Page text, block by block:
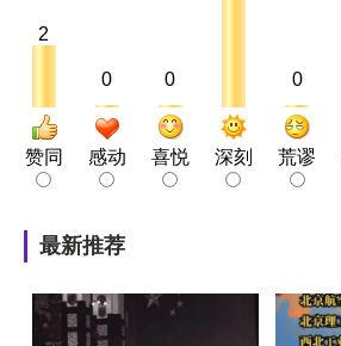
2
赞同
0
感动
0
喜悦 深刻
0
荒谬
最新推荐